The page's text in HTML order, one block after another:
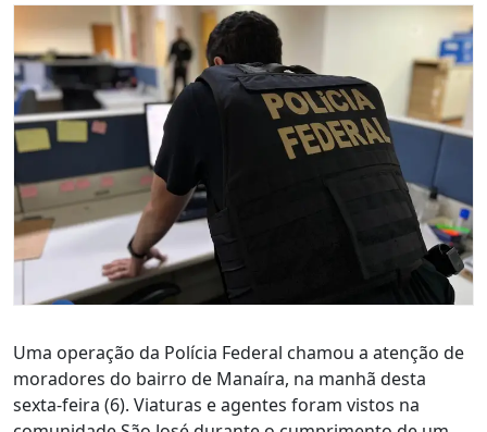
Uma operação da Polícia Federal chamou a atenção de
moradores do bairro de Manaíra, na manhã desta
sexta-feira (6). Viaturas e agentes foram vistos na